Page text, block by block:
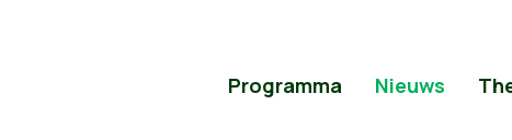
Programma Nieuws